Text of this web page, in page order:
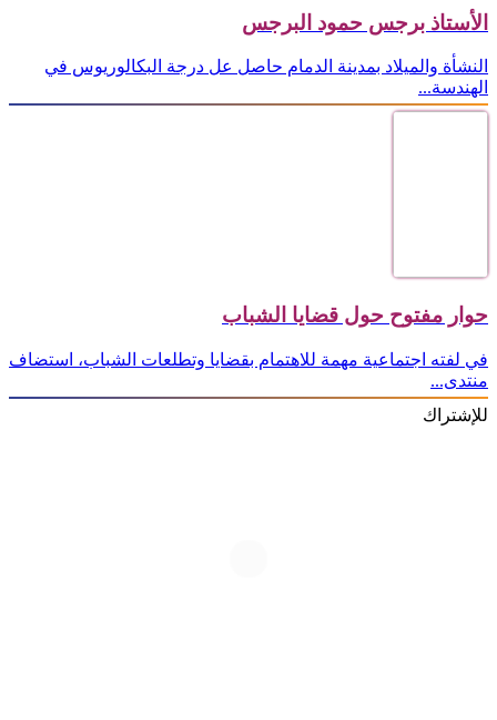
الأستاذ برجس حمود البرجس
النشأة والميلاد بمدينة الدمام حاصل عل درجة البكالوريوس في
الهندسة...
حوار مفتوح حول قضايا الشباب
في لفته اجتماعية مهمة للاهتمام بقضايا وتطلعات الشباب، استضاف
منتدى...
للإشتراك